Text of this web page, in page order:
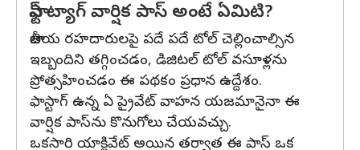
ఫాస్ట్ ట్యాగ్ వార్షిక పాస్ అంటే ఏమిటి?
జాతీయ రహదారులపై పదే పదే టోల్ చెల్లించాల్సిన
ఇబ్బందిని తగ్గించడం, డిజిటల్ టోల్ వసూళ్లను
ప్రోత్సహించడం ఈ పథకం ప్రధాన ఉద్దేశం.
ఫాస్టాగ్ ఉన్న ఏ ప్రైవేట్ వాహన యజమానైనా ఈ
వార్షిక పాస్‌ను కొనుగోలు చేయవచ్చు.
ఒకసారి యాక్టివేట్ అయిన తర్వాత ఈ పాస్ ఒక